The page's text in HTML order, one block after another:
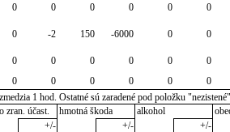
0 0 0 0 0 0
0 -2 150 -6000 0 0
0 0 0 0 0 0
0 0 0 0 0 0
1 hod. Ostatné sú zaradené pod položku "nezistené"
zran. účast. hmotná škoda alkohol
+/- +/- +/-